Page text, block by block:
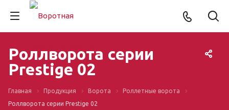
Роллворота серии
Prestige 02
Главная Продукция Ворота
Роллетные ворота
Роллворота серии Prestige 02